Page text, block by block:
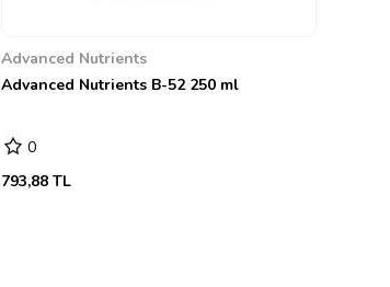
Advanced Nutrients
Advanced Nutrients B-52 250 ml
0
793,88 TL